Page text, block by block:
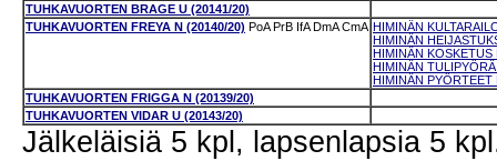
TUHKAVUORTEN BRAGE U (20141/20)
TUHKAVUORTEN FREYA N (20140/20) PoA PrB IfA DmA CmA HIMINÄN
HIMINÄN
HIMINÄN
HIMINÄN
HIMINÄN PYÖRTEET
TUHKAVUORTEN FRIGGA N (20139/20)
TUHKAVUORTEN VIDAR U (20143/20)
Jälkeläisiä 5 kpl, lapsenlapsia 5